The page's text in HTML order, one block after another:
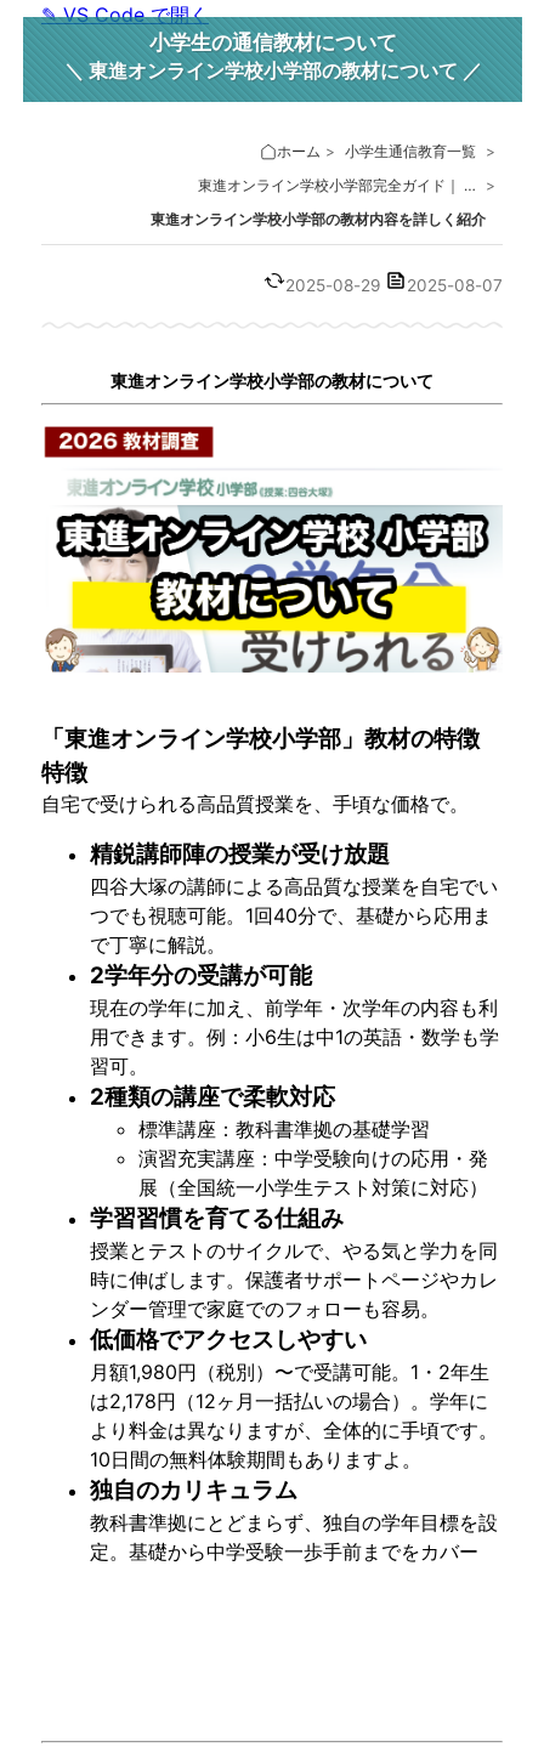
✎ VS Code で開く
小学生の通信教材について
東進オンライン学校小学部の教材について
ホーム > 小学生通信教育一覧
>
東進オンライン学校小学部完全ガイド｜ …
>
東進オンライン学校小学部の教材内容を詳しく紹介
2025-08-29 2025-08-07
東進オンライン学校小学部の教材について
「東進オンライン学校小学部」教材の特徴
特徴
自宅で受けられる高品質授業を、手頃な価格で。
精鋭講師陣の授業が受け放題
四谷大塚の講師による高品質な授業を自宅でい
つでも視聴可能。1回40分で、基礎から応用ま
で丁寧に解説。
2学年分の受講が可能
現在の学年に加え、前学年・次学年の内容も利
用できます。例：小6生は中1の英語・数学も学
習可。
2種類の講座で柔軟対応
標準講座：教科書準拠の基礎学習
演習充実講座：中学受験向けの応用・発
展（全国統一小学生テスト対策に対応）
学習習慣を育てる仕組み
授業とテストのサイクルで、やる気と学力を同
時に伸ばします。保護者サポートページやカレ
ンダー管理で家庭でのフォローも容易。
低価格でアクセスしやすい
月額1,980円（税別）〜で受講可能。1・2年生
は2,178円（12ヶ月一括払いの場合）。学年に
より料金は異なりますが、全体的に手頃です。
10日間の無料体験期間もありますよ。
独自のカリキュラム
教科書準拠にとどまらず、独自の学年目標を設
定。基礎から中学受験一歩手前までをカバー